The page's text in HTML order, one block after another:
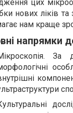
цих
нових ліків
нам краще
напрямки
За